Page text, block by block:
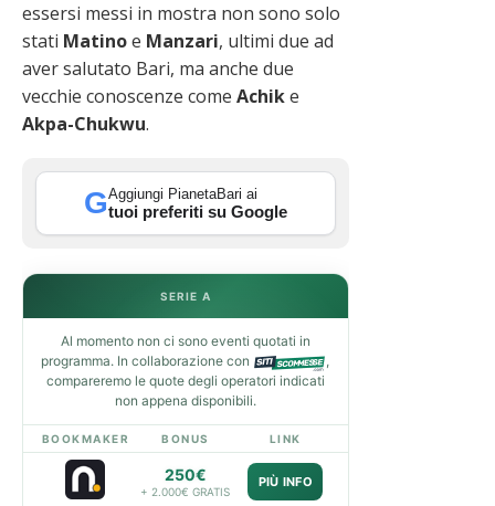
essersi messi in mostra non sono solo
stati Matinoe Manzari, ultimi due ad
aver salutato Bari, ma anche due
vecchie conoscenze come Achike
Akpa-Chukwu.
GAggiungi PianetaBari ai
tuoi preferiti su Google
SERIE A
Al momento non ci sono eventi quotati in
programma. In collaborazione con
,
compareremo le quote degli operatori indicati
non appena disponibili.
BOOKMAKER BONUS LINK
250€
+ 2.000€ GRATIS
PIÙ INFO